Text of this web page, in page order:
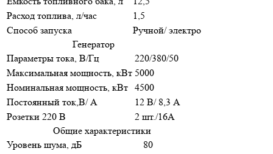
Расход топлива, л/час
1,5
Способ запуска
Ручной/ электро
Генератор
Параметры тока, В/Гц
220/380/50
Максимальная мощность, кВт 5000
Номинальная мощность, кВт 4500
Постоянный ток,В/ А
12 В/ 8,3 А
Розетки 220 В
2 шт./16A
Общие характеристики
Уровень шума, дБ
80